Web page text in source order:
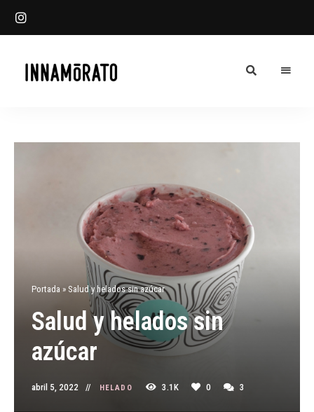
Portada » Salud y helados sin azúcar
Salud y helados sin
azúcar
abril 5, 2022 HELADO 3.1K 0 3